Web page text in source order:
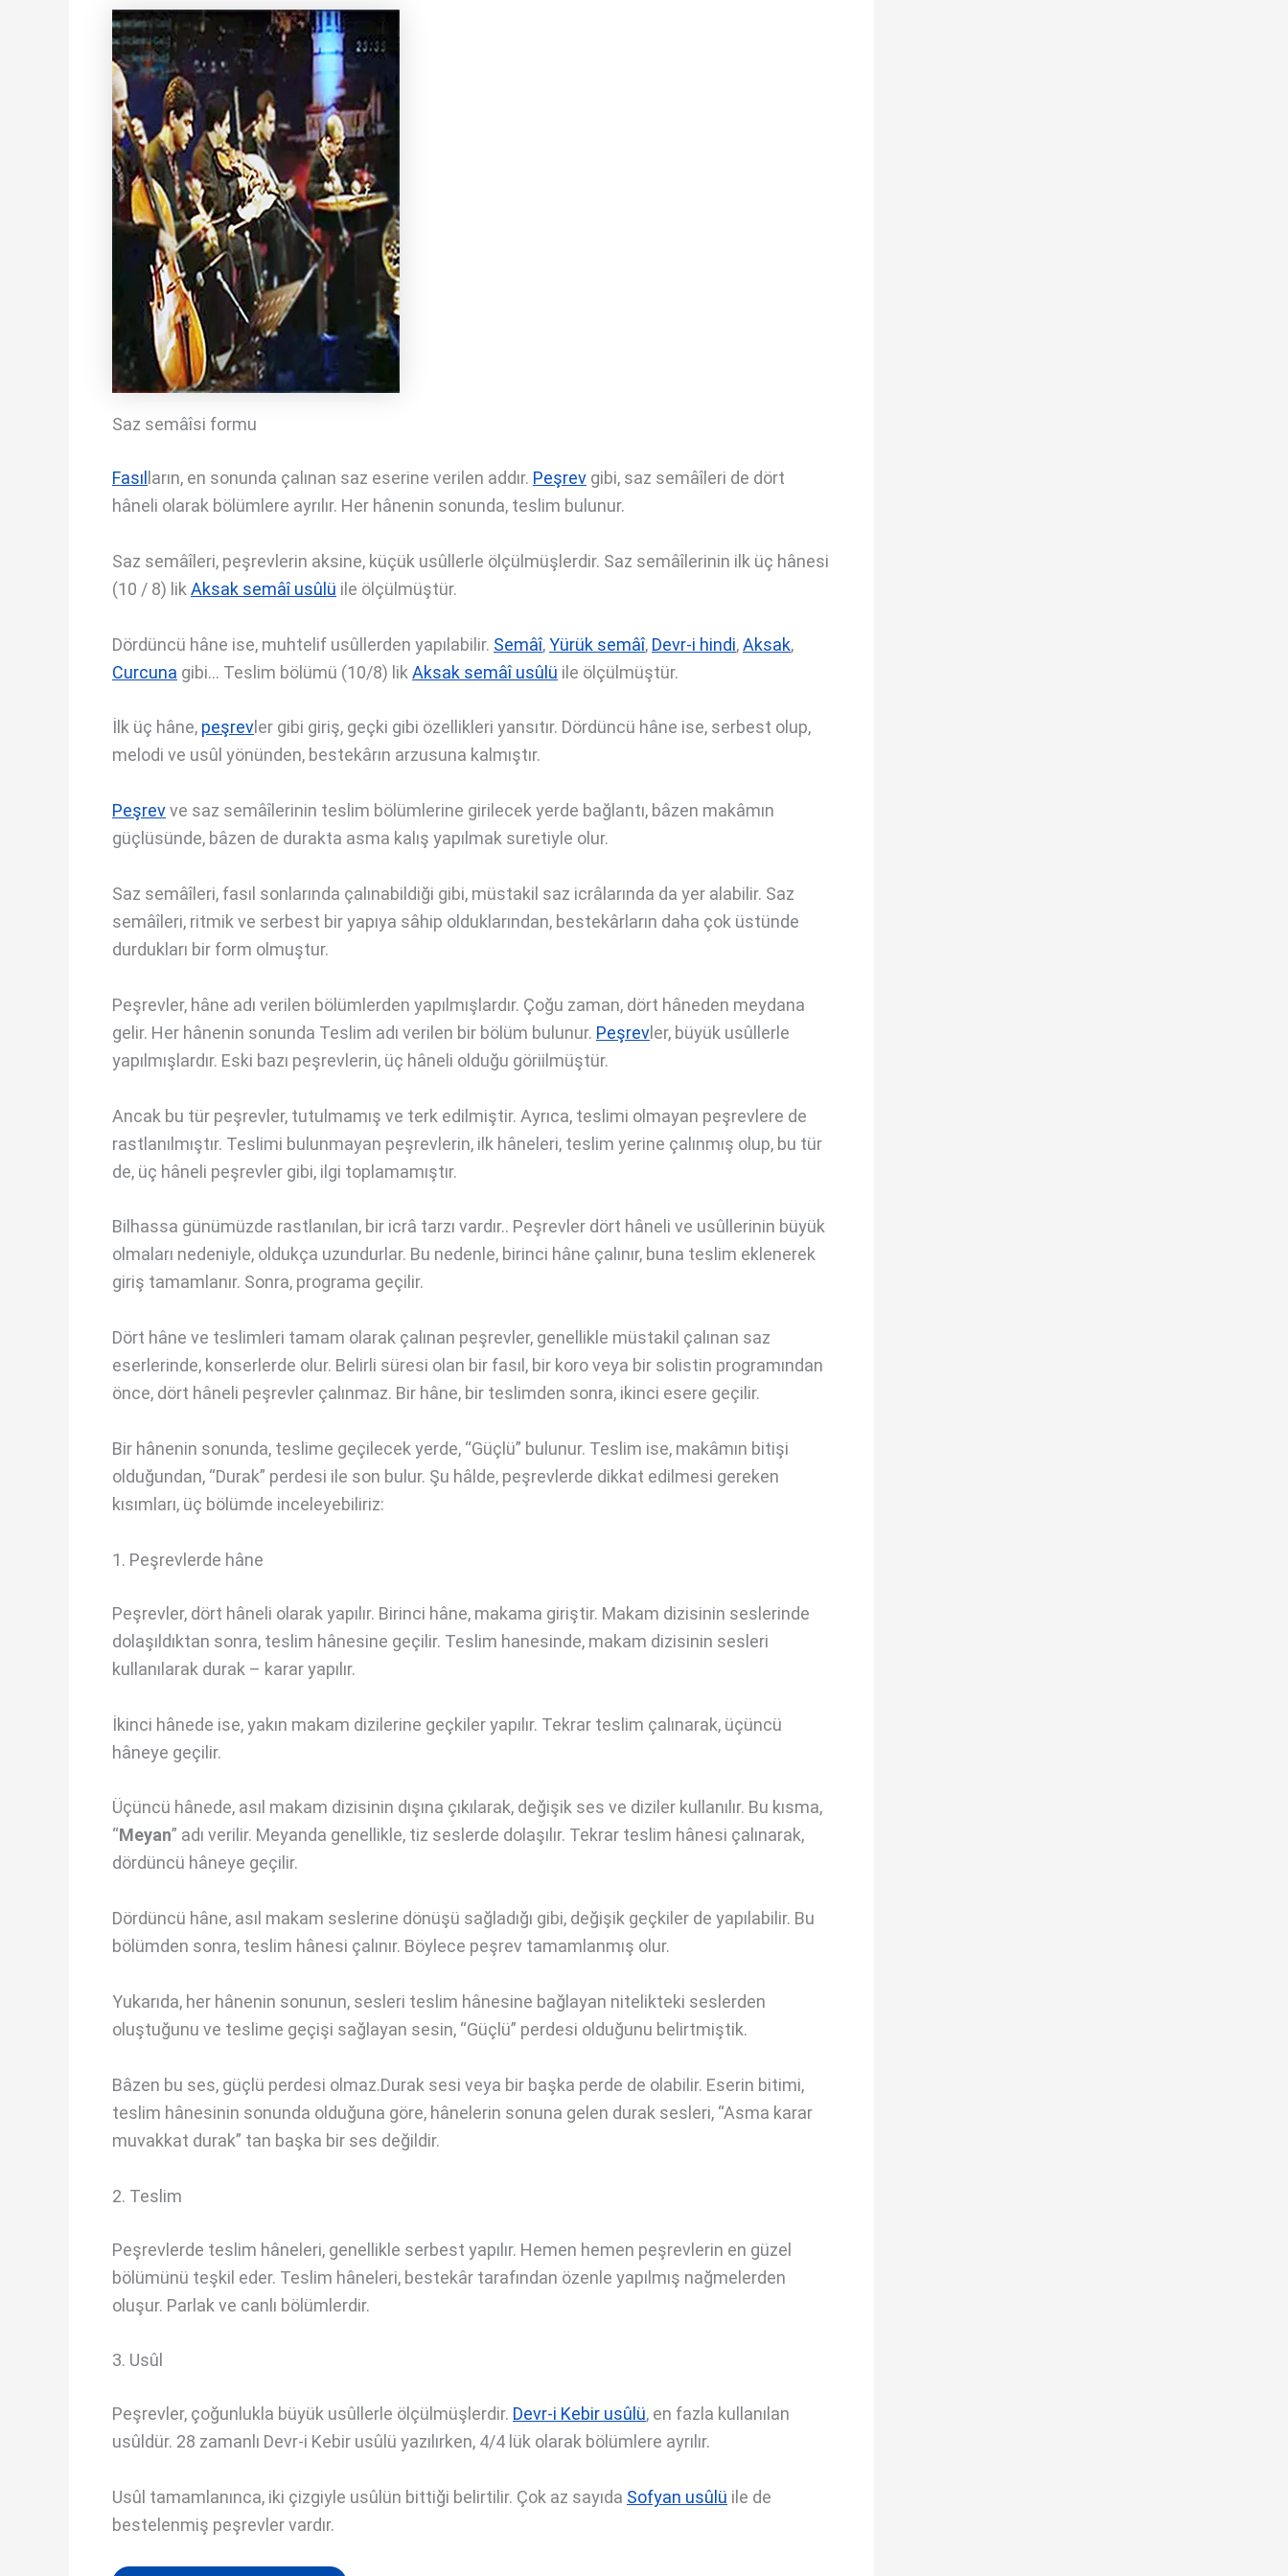
Saz semâîsi formu
Fasıl ların, en sonunda çalınan saz eserine verilen addır. Peşrev gibi, saz semâîleri de dört
hâneli olarak bölümlere ayrılır. Her hânenin sonunda, teslim bulunur.
Saz semâîleri, peşrevlerin aksine, küçük usûllerle ölçülmüşlerdir. Saz semâîlerinin ilk üç hânesi
(10 / 8) lik Aksak semâî usûlü ile ölçülmüştür.
Dördüncü hâne ise, muhtelif usûllerden yapılabilir. Semâî,Yürük semâî, Devr-i hindi,Aksak,
Curcuna gibi… Teslim bölümü (10/8) lik Aksak semâî usûlü ile ölçülmüştür.
İlk üç hâne, peşrev ler gibi giriş, geçki gibi özellikleri yansıtır. Dördüncü hâne ise, serbest olup,
melodi ve usûl yönünden, bestekârın arzusuna kalmıştır.
Peşrevve saz semâîlerinin teslim bölümlerine girilecek yerde bağlantı, bâzen makâmın
güçlüsünde, bâzen de durakta asma kalış yapılmak suretiyle olur.
Saz semâîleri, fasıl sonlarında çalınabildiği gibi, müstakil saz icrâlarında da yer alabilir. Saz
semâîleri, ritmik ve serbest bir yapıya sâhip olduklarından, bestekârların daha çok üstünde
durdukları bir form olmuştur.
Peşrevler, hâne adı verilen bölümlerden yapılmışlardır. Çoğu zaman, dört hâneden meydana
gelir. Her hânenin sonunda Teslim adı verilen bir bölüm bulunur. Peşrevler, büyük usûllerle
yapılmışlardır. Eski bazı peşrevlerin, üç hâneli olduğu göriilmüştür.
Ancak bu tür peşrevler, tutulmamış ve terk edilmiştir. Ayrıca, teslimi olmayan peşrevlere de
rastlanılmıştır. Teslimi bulunmayan peşrevlerin, ilk hâneleri, teslim yerine çalınmış olup, bu tür
de, üç hâneli peşrevler gibi, ilgi toplamamıştır.
Bilhassa günümüzde rastlanılan, bir icrâ tarzı vardır.. Peşrevler dört hâneli ve usûllerinin büyük
olmaları nedeniyle, oldukça uzundurlar. Bu nedenle, birinci hâne çalınır, buna teslim eklenerek
giriş tamamlanır. Sonra, programa geçilir.
Dört hâne ve teslimleri tamam olarak çalınan peşrevler, genellikle müstakil çalınan saz
eserlerinde, konserlerde olur. Belirli süresi olan bir fasıl, bir koro veya bir solistin programından
önce, dört hâneli peşrevler çalınmaz. Bir hâne, bir teslimden sonra, ikinci esere geçilir.
Bir hânenin sonunda, teslime geçilecek yerde, “Güçlü” bulunur. Teslim ise, makâmın bitişi
olduğundan, “Durak” perdesi ile son bulur. Şu hâlde, peşrevlerde dikkat edilmesi gereken
kısımları, üç bölümde inceleyebiliriz:
1. Peşrevlerde hâne
Peşrevler, dört hâneli olarak yapılır. Birinci hâne, makama giriştir. Makam dizisinin seslerinde
dolaşıldıktan sonra, teslim hânesine geçilir. Teslim hanesinde, makam dizisinin sesleri
kullanılarak durak – karar yapılır.
İkinci hânede ise, yakın makam dizilerine geçkiler yapılır. Tekrar teslim çalınarak, üçüncü
hâneye geçilir.
Üçüncü hânede, asıl makam dizisinin dışına çıkılarak, değişik ses ve diziler kullanılır. Bu kısma,
“Meyan” adı verilir. Meyanda genellikle, tiz seslerde dolaşılır. Tekrar teslim hânesi çalınarak,
dördüncü hâneye geçilir.
Dördüncü hâne, asıl makam seslerine dönüşü sağladığı gibi, değişik geçkiler de yapılabilir. Bu
bölümden sonra, teslim hânesi çalınır. Böylece peşrev tamamlanmış olur.
Yukarıda, her hânenin sonunun, sesleri teslim hânesine bağlayan nitelikteki seslerden
oluştuğunu ve teslime geçişi sağlayan sesin, “Güçlü” perdesi olduğunu belirtmiştik.
Bâzen bu ses, güçlü perdesi olmaz.Durak sesi veya bir başka perde de olabilir. Eserin bitimi,
teslim hânesinin sonunda olduğuna göre, hânelerin sonuna gelen durak sesleri, “Asma karar
muvakkat durak” tan başka bir ses değildir.
2. Teslim
Peşrevlerde teslim hâneleri, genellikle serbest yapılır. Hemen hemen peşrevlerin en güzel
bölümünü teşkil eder. Teslim hâneleri, bestekâr tarafından özenle yapılmış nağmelerden
oluşur. Parlak ve canlı bölümlerdir.
3. Usûl
Peşrevler, çoğunlukla büyük usûllerle ölçülmüşlerdir. Devr-i Kebir usûlü, en fazla kullanılan
usûldür. 28 zamanlı Devr-i Kebir usûlü yazılırken, 4/4 lük olarak bölümlere ayrılır.
Usûl tamamlanınca, iki çizgiyle usûlün bittiği belirtilir. Çok az sayıda Sofyan usûlü ile de
bestelenmiş peşrevler vardır.